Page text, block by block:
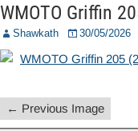
WMOTO Griffin
Shawkath 30/05/2026
← Previous Image